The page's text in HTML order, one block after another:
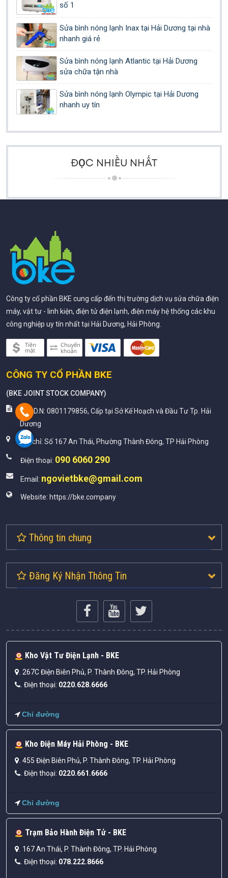
số 1
Sửa bình nóng lạnh Inax tại Hải Dương tại nhà
nhanh giá rẻ
Sửa bình nóng lạnh Atlantic tại Hải Dương
sửa chữa tận nhà
Sửa bình nóng lạnh Olympic tại Hải Dương
nhanh uy tín
ĐỌC NHIỀU NHẤT
Công ty cổ phần BKE cung cấp đến thị trường dịch vụ sửa chữa điện
máy, vật tư - linh kiện, điện tử điện lạnh, điện máy hệ thống các khu
công nghiệp uy tín nhất tại Hải Dương, Hải Phòng.
CÔNG TY CỔ PHẦN BKE
(BKE JOINT STOCK COMPANY)
M.S.D.N: 0801179856, Cấp tại Sở Kế Hoạch và Đầu Tư Tp. Hải
Dương
Địa chỉ: Số 167 An Thái, Phường Thành Đông, TP Hải Phòng
Điện thoại: 090 6060 290
Email: ngovietbke@gmail.com
Website: https://bke.company
Thông tin chung
Đăng Ký Nhận Thông Tin
Kho Vật Tư Điện Lạnh - BKE
267C Điện Biên Phủ, P. Thành Đông, TP. Hải Phòng
Điện thoại: 0220.628.6666
Chỉ đường
Kho Điện Máy Hải Phòng - BKE
455 Điện Biên Phủ, P. Thành Đông, TP. Hải Phòng
Điện thoại: 0220.661.6666
Chỉ đường
Trạm Bảo Hành Điện Tử - BKE
167 An Thái, P. Thành Đông, TP. Hải Phòng
Điện thoại: 078.222.8666